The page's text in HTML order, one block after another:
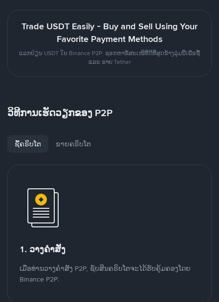
Trade USDT Easily - Buy and Sell Using Your
Favorite Payment Methods
ແລກປ່ຽນ USDT ໃນ Binance P2P. ຊອກຫາຂໍ້ສະເໜີທີ່ດີທີ່ສຸດຂ້າງລຸ່ມນີ້ເພື່ອຊື້
ແລະ ຂາຍ Tether
ວິທີການເຮັດວຽກຂອງ P2P
ຊື້ຄຣິບໂຕ ຂາຍຄຣິບໂຕ
1. ວາງຄໍາສັ່ງ
ເມື່ອທ່ານວາງຄໍາສັ່ງ P2P, ຊັບສິນຄຣິບໂຕຈະໄດ້ຮັບຄຸ້ມຄອງໂດຍ
Binance P2P.